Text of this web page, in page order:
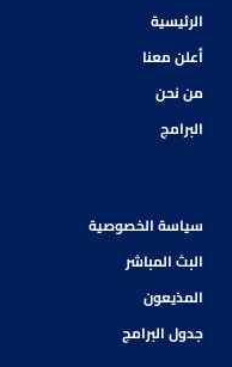
الرئيسية
أعلن معنا
من نحن
البرامج
سياسة الخصوصية
البث المباشر
المذيعون
جدول البرامج